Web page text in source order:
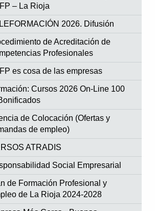
– La Rioja
2026. Difusión
de Acreditación de
Profesionales
es cosa de las empresas
Cursos 2026 On-Line 100
de Colocación (Ofertas y
de empleo)
ATRADIS
Social Empresarial
de Formación Profesional y
de La Rioja 2024-2028